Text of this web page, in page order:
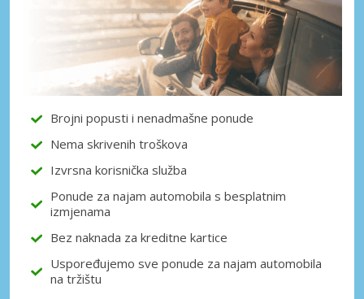
Prijava putem eLinka
Brojni popusti i nenadmašne ponude
Nema skrivenih troškova
Izvrsna korisnička služba
Ponude za najam automobila s besplatnim
izmjenama
Bez naknada za kreditne kartice
Uspoređujemo sve ponude za najam automobila
na tržištu